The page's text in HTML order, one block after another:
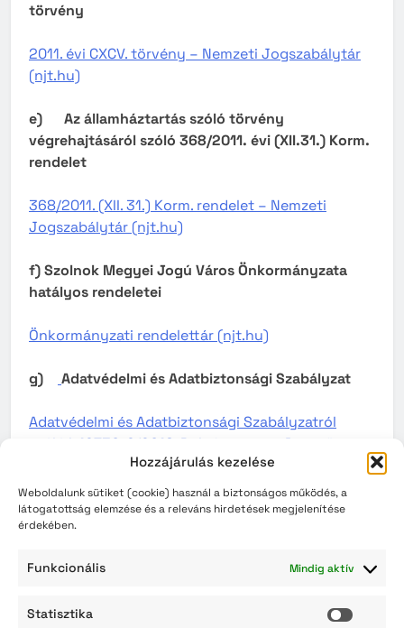
Hozzájárulás kezelése
Weboldalunk sütiket (cookie) használ a biztonságos működés, a
látogatottság elemzése és a releváns hirdetések megjelenítése
érdekében.
Funkcionális Mindig aktív
Statisztika
törvény
2011. évi CXCV. törvény – Nemzeti Jogszabálytár
(njt.hu)
e) Az államháztartás szóló törvény
végrehajtásáról szóló 368/2011. évi (XII.31.) Korm.
rendelet
368/2011. (XII. 31.) Korm. rendelet – Nemzeti
Jogszabálytár (njt.hu)
f)Szolnok Megyei Jogú Város Önkormányzata
hatályos rendeletei
Önkormányzati rendelettár (njt.hu)
g) Adatvédelmi és Adatbiztonsági Szabályzat
Adatvédelmi és Adatbiztonsági Szabályzatról
szóló I. 12730-2/2018. Polgármesteri-Jegyzői
együttes utasítás
h) Szolnok Megyei Jogú Város Polgármesteri
Hivatalának Szervezeti és Működési Szabályzata
Szolnok Megyei Jogú Város Önkormányzata
Önkormányzata Jegyzője 2/2026. (II.27.) utasítása